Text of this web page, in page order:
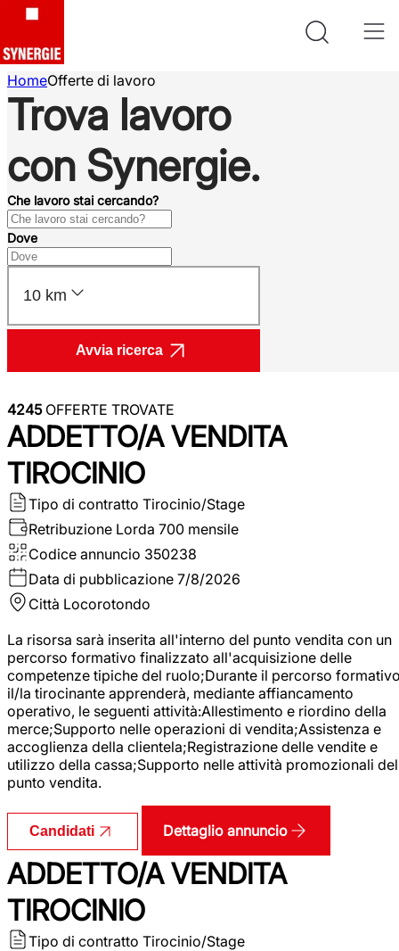
HomeOfferte di lavoro
Trova lavoro
con Synergie.
Che lavoro stai cercando?
Dove
10 km
Avvia ricerca
4245OFFERTE TROVATE
ADDETTO/A VENDITA
TIROCINIO
Tipo di contratto Tirocinio/Stage
Retribuzione Lorda 700 mensile
Codice annuncio 350238
Data di pubblicazione 7/8/2026
Città Locorotondo
La risorsa sarà inserita all'interno del punto vendita con un
percorso formativo finalizzato all'acquisizione delle
competenze tipiche del ruolo;Durante il percorso
il/la tirocinante apprenderà, mediante affiancamento
operativo, le seguenti attività:Allestimento e riordino della
merce;Supporto nelle operazioni di vendita;Assistenza e
accoglienza della clientela;Registrazione delle vendite e
utilizzo della cassa;Supporto nelle attività promozionali del
punto vendita.
Candidati Dettaglio annuncio
ADDETTO/A VENDITA
TIROCINIO
Tipo di contratto Tirocinio/Stage